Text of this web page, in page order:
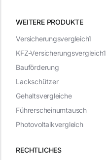
WEITERE PRODUKTE
RECHTLICHES
Versicherungsvergleich1
KFZ-Versicherungsvergleich1
Bauförderung
Lackschützer
Gehaltsvergleiche
Führerscheinumtausch
Photovoltaikvergleich